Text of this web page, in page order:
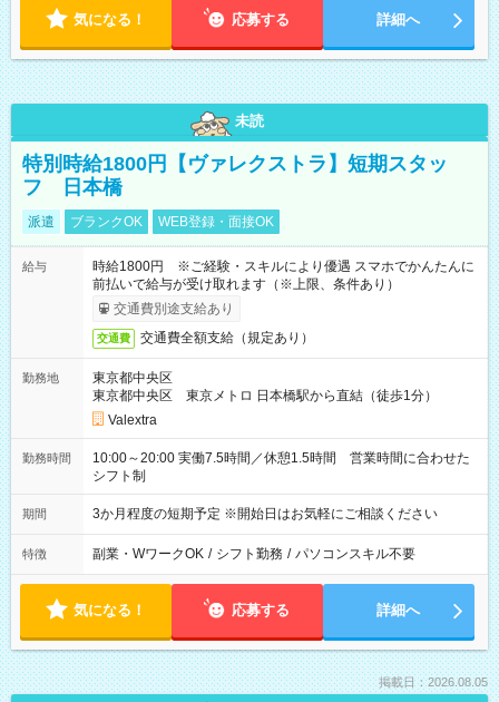
気になる！ 応募する 詳細へ
未読
特別時給1800円【ヴァレクストラ】短期スタッ
フ 日本橋
派遣 ブランクOK WEB登録・面接OK
給与
時給1800円 ※ご経験・スキルにより優遇 スマホでかんたんに
前払いで給与が受け取れます（※上限、条件あり）
交通費別途支給あり
交通費 交通費全額支給（規定あり）
勤務地
東京都中央区
東京都中央区 東京メトロ 日本橋駅から直結（徒歩1分）
Valextra
勤務時間
10:00～20:00 実働7.5時間／休憩1.5時間 営業時間に合わせた
シフト制
期間 3か月程度の短期予定 ※開始日はお気軽にご相談ください
特徴 副業・WワークOK / シフト勤務 / パソコンスキル不要
気になる！ 応募する 詳細へ
掲載日：2026.08.05